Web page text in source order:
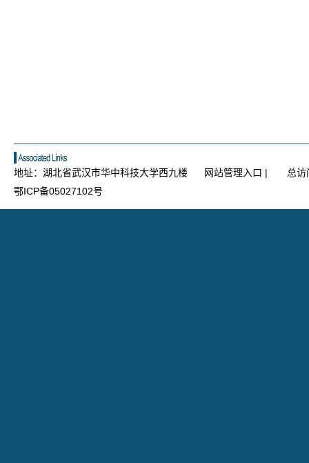
地址：湖北省武汉市华中科技大学西九楼 网站管理入口 |
总
鄂ICP备05027102号